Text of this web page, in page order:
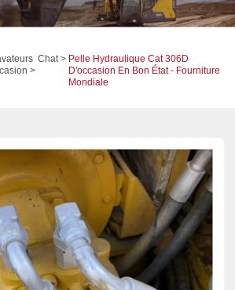
Chat
Pelle Hydraulique Cat 306D
D'occasion En Bon État - Fourniture
Mondiale